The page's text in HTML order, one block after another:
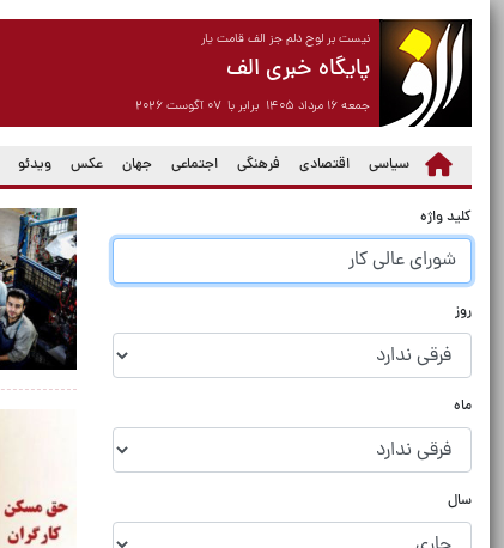
نیست بر لوح دلم جز الف قامت یار
پایگاه خبری الف
جمعه ۱۶ مرداد ۱۴۰۵ برابر با ۰۷ آگوست ۲۰۲۶
سیاسی اقتصادی فرهنگی اجتماعی جهان عکس ویدئو
کلید واژه
روز
ماه
سال